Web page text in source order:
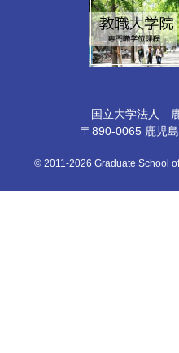
国立大学法人
〒890-0065 鹿児
© 2011-2026 Graduate School